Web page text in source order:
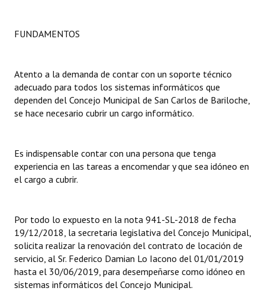
Informes de Unidad Coordinadora
Actas de Audiencias Públicas
NORMATIVA
Declaraciones
Resoluciones
INSTITUCIONAL
Antiguos Pobladores
Noticias Destacadas
FUNDAMENTOS
Atento a la demanda de contar con un soporte técnico
adecuado para todos los sistemas informáticos que
dependen del Concejo Municipal de San Carlos de Bariloche,
se hace necesario cubrir un cargo informático.
Es indispensable contar con una persona que tenga
experiencia en las tareas a encomendar y que sea idóneo en
el cargo a cubrir.
Por todo lo expuesto en la nota 941-SL-2018 de fecha
19/12/2018, la secretaria legislativa del Concejo Municipal,
solicita realizar la renovación del contrato de locación de
servicio, al Sr. Federico Damian Lo Iacono del 01/01/2019
hasta el 30/06/2019, para desempeñarse como idóneo en
sistemas informáticos del Concejo Municipal.